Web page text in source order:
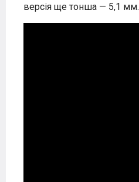
версія ще тонша — 5,1 мм.